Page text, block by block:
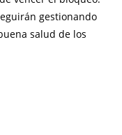
gestionando
salud de los